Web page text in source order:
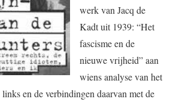
werk van Jacq de
Kadt uit 1939: “Het
fascisme en de
nieuwe vrijheid” aan
wiens analyse van het
en de verbindingen daarvan met de